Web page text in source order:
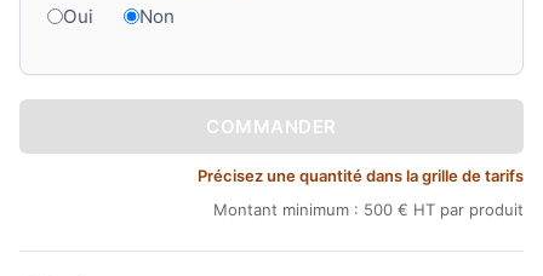
Oui
Non
COMMANDER
Précisez une quantité dans la grille de tarifs
Montant minimum : 500 € HT par produit